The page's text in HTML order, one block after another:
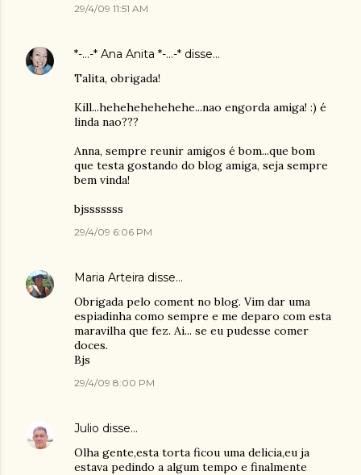
29/4/09 11:51 AM
*-...-* Ana Anita *-...-* disse…
Talita, obrigada!
Kill...hehehehehehehe...nao engorda amiga! :) é
linda nao???
Anna, sempre reunir amigos é bom...que bom
que testa gostando do blog amiga, seja sempre
bem vinda!
bjsssssss
29/4/09 6:06 PM
Maria Arteira disse…
Obrigada pelo coment no blog. Vim dar uma
espiadinha como sempre e me deparo com esta
maravilha que fez. Ai... se eu pudesse comer
doces.
Bjs
29/4/09 8:00 PM
Julio disse…
Olha gente,esta torta ficou uma delicia,eu ja
estava pedindo a algum tempo e finalmente